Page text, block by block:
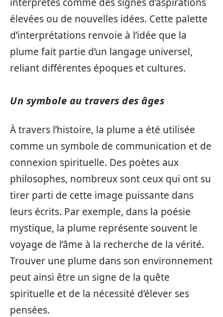
élevées ou de nouvelles idées. Cette palette
d’interprétations renvoie à l’idée que la
plume fait partie d’un langage universel,
reliant différentes époques et cultures.
Un symbole au travers des âges
À travers l’histoire, la plume a été utilisée
comme un symbole de communication et de
connexion spirituelle. Des poètes aux
philosophes, nombreux sont ceux qui ont su
tirer parti de cette image puissante dans
leurs écrits. Par exemple, dans la poésie
mystique, la plume représente souvent le
voyage de l’âme à la recherche de la vérité.
Trouver une plume dans son environnement
peut ainsi être un signe de la quête
spirituelle et de la nécessité d’élever ses
pensées.